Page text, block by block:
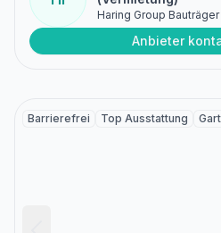
Haring Group Bauträger
Anbieter
Barrierefrei Top Ausstattung